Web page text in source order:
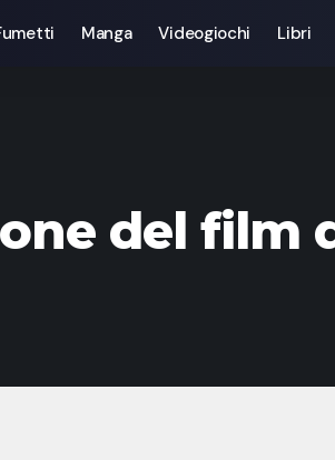
Manga Videogiochi Libri
del film